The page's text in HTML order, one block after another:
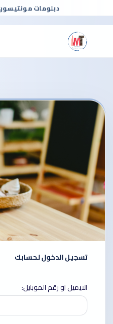
دبلومات
تسجيل الدخول لحسابك
الايميل او رقم الموبايل: